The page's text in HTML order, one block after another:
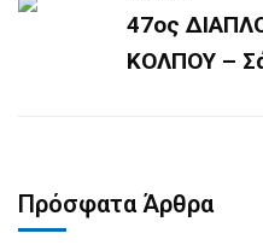
47ος
ΚΟΛΠΟΥ –
Πρόσφατα Άρθρα